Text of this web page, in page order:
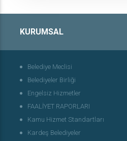
KURUMSAL
Belediye Meclisi
Belediyeler Birliği
Engelsiz Hizmetler
FAALİYET RAPORLARI
Kamu Hizmet Standartları
Kardeş Belediyeler